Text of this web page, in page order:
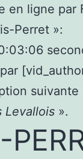
en ligne par
Perret »:
suivante
Levallois ».